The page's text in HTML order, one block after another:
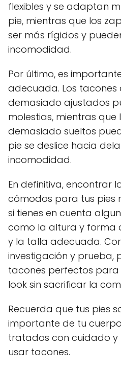
flexibles y se adaptan
pie, mientras que los
ser más rígidos y
incomodidad.
Por último, es
adecuada. Los tacones
demasiado ajustados
molestias, mientras
demasiado sueltos
pie se deslice hacia
incomodidad.
En definitiva, encontrar
cómodos para tus pies
si tienes en cuenta
como la altura y forma
y la talla adecuada.
investigación y prueba,
tacones perfectos
look sin sacrificar la
Recuerda que tus pies
importante de tu
tratados con cuidado y
usar tacones.